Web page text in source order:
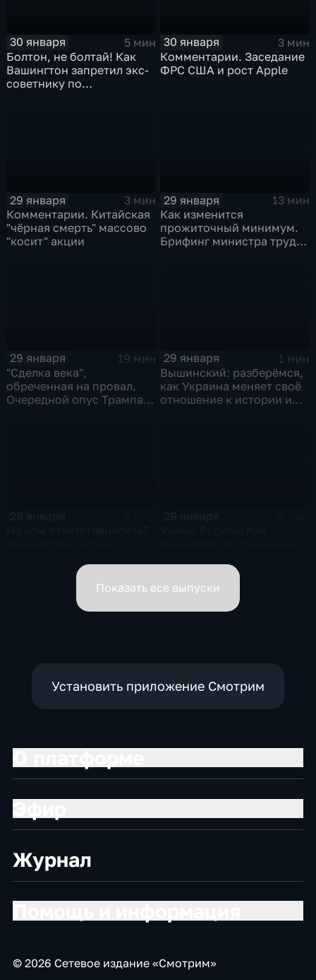
30 января
5 мин
Болтон, не болтай! Как
Вашингтон запретил экс-
советнику по
30 января
3 мин
Комментарии. Заседание
ФРС США и рост Apple
29 января
3 мин
Комментарии. Китайская
"чёрная смерть" массово
"косит" акции
29 января
13 мин
Как изменится
прожиточный минимум.
Брифинг министра труда
29 января
19 мин
"Сделка века",
обреченная на провал.
Очередной опус Трампа.
29 января
1 мин
Вышинский: разберёмся,
как Украина меняет своё
отношение к истории и
вице-премьеров
Показать все выпуски
Установить приложение Смотрим
Журнал
© 2026 Сетевое издание «Смотрим»